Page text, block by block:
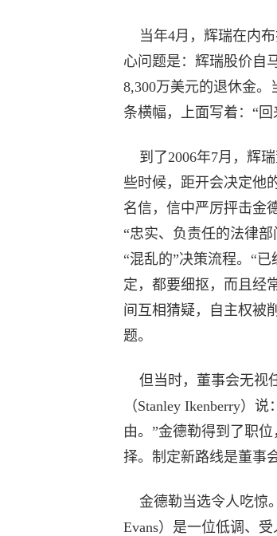
当年4月，辉瑞在内布
心问题是：辉瑞股价自
8,300万美元的退休金
条横幅，上面写着：“
到了2006年7月，辉
些时候，距开会决定他
名信，信中严厉抨击金
“忠实、负责任的法律
“混乱的”决策流程。“
定，都要细抠，而且经
间互相猜疑，自主权被
题。
但当时，董事会无视
（Stanley Ikenberry）
由。”金德勒得到了职
择。制定新路线是董事
金德勒当选令人吃惊
Evans）是一位低调、